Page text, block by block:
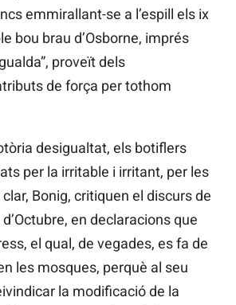
emmirallant-se a l’espill els ix
bou brau d’Osborne, imprés
proveït dels
de força per tothom
desigualtat, els botiflers
per la irritable i irritant, per les
Bonig, critiquen el discurs de
en declaracions que
el qual, de vegades, es fa de
les mosques, perquè al seu
la modificació de la